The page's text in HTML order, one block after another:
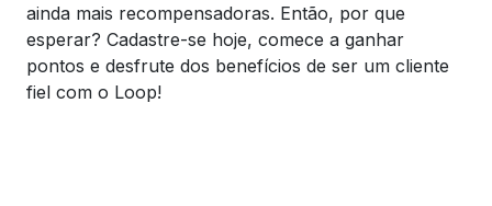
ainda mais recompensadoras. Então, por que
esperar? Cadastre-se hoje, comece a ganhar
pontos e desfrute dos benefícios de ser um cliente
fiel com o Loop!